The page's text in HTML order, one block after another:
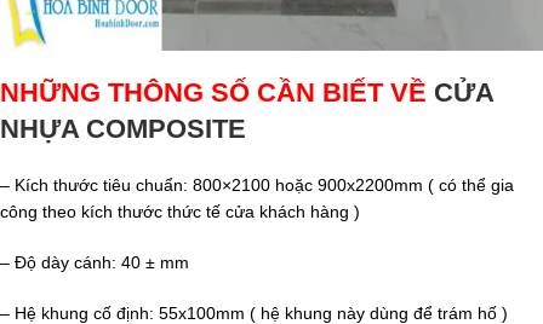
NHỮNG THÔNG SỐ CẦN BIẾT VỀ CỬA
NHỰA COMPOSITE
– Kích thước tiêu chuẩn: 800×2100 hoặc 900x2200mm ( có thể gia
công theo kích thước thức tế cửa khách hàng )
– Độ dày cánh: 40 ± mm
– Hệ khung cố định: 55x100mm ( hệ khung này dùng để trám hố )